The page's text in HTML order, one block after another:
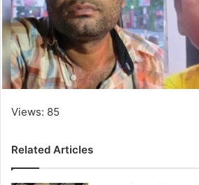
Views: 85
Related Articles